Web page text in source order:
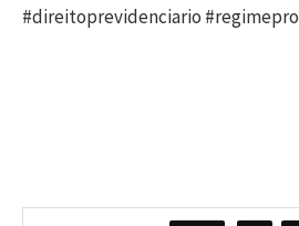
#direitoprevidenciario